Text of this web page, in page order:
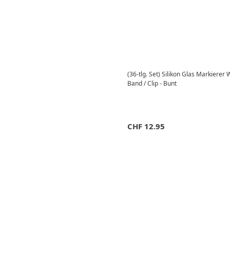
(36-tlg. Set) Silikon Glas Markierer
Band / Clip - Bunt
CHF 12.95